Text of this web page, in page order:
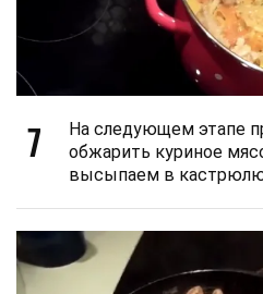
7
На следующем этапе
обжарить куриное
высыпаем в